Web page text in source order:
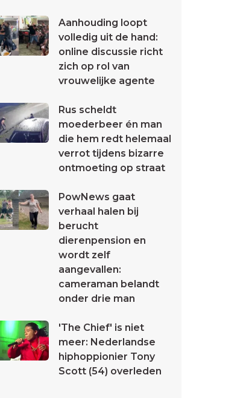
Aanhouding loopt
volledig uit de hand:
online discussie richt
zich op rol van
vrouwelijke agente
Rus scheldt
moederbeer én man
die hem redt helemaal
verrot tijdens bizarre
ontmoeting op straat
PowNews gaat
verhaal halen bij
berucht
dierenpension en
wordt zelf
aangevallen:
cameraman belandt
onder drie man
'The Chief' is niet
meer: Nederlandse
hiphoppionier Tony
Scott (54) overleden